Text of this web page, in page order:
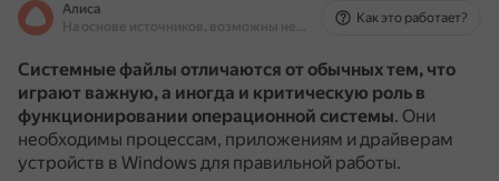
Алиса
На основе источников, возможны неточности
Как это работает?
Системные файлы отличаются от обычных тем, что
играют важную, а иногда и критическую роль в
функционировании операционной системы. Они
необходимы процессам, приложениям и драйверам
устройств в Windows для правильной работы.